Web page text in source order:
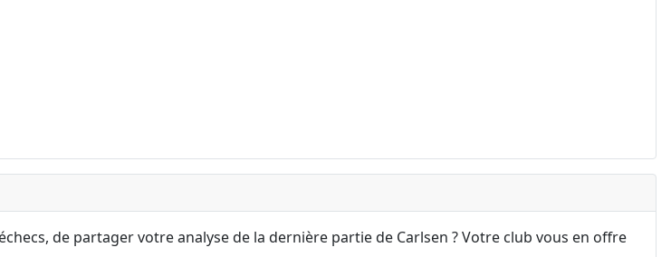
de partager votre analyse de la dernière partie de Carlsen ? Votre club vous en offre